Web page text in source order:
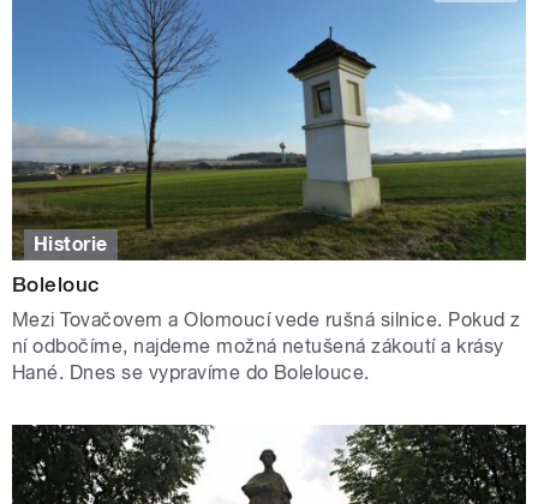
Historie
Bolelouc
Mezi Tovačovem a Olomoucí vede rušná silnice. Pokud z
ní odbočíme, najdeme možná netušená zákoutí a krásy
Hané. Dnes se vypravíme do Bolelouce.